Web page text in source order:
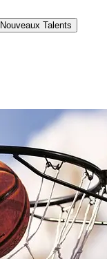
Nouveaux Talents